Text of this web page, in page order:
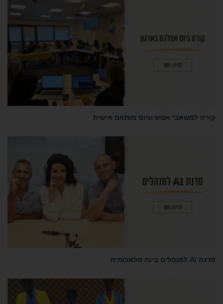
קורס למשאבי אנוש וגיוס מותאם אישית
סדנת AI למנהלים בינה מלאכותית